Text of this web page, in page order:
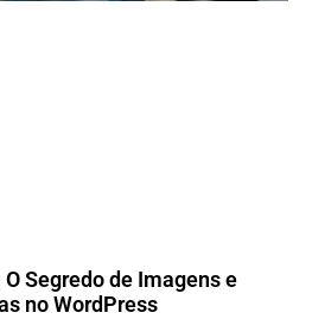
Segredo de Imagens e
no WordPress